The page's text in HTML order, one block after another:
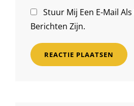
Stuur Mij Een E-Mail
Berichten Zijn.